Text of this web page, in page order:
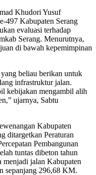
Khudori Yusuf
497 Kabupaten Serang
evaluasi terhadap
Serang. Menurutnya,
di bawah kepemimpinan
beliau berikan untuk
infrastruktur jalan.
kebijakan mengambil alih
ujarnya, Sabtu
Kabupaten
ditargetkan Peraturan
Pembangunan
tuntas dibeton tahun
menjadi jalan Kabupaten
sepanjang 296,68 KM.